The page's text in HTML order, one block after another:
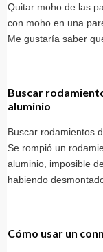
Quitar moho de las
con moho en una
Me gustaría saber
Buscar
aluminio
Buscar rodamientos
Se rompió un
aluminio, imposible
habiendo
Cómo usar un